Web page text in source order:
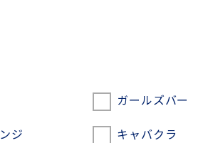
ガールズバー
ジ
キャバクラ